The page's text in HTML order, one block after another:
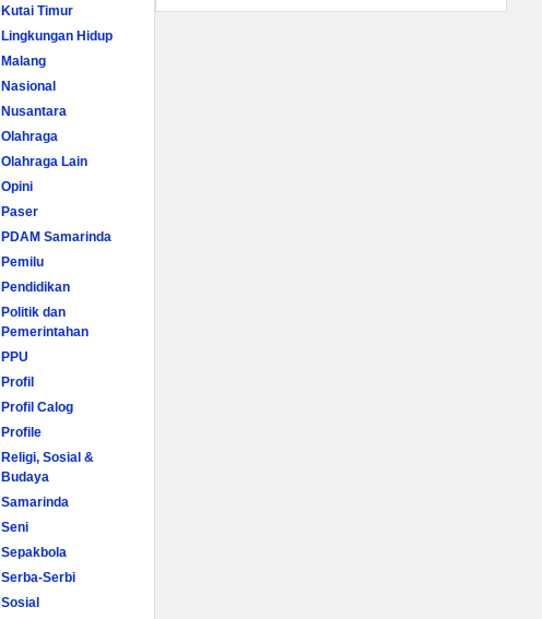
Kutai Timur
Lingkungan Hidup
Malang
Nasional
Nusantara
Olahraga
Olahraga Lain
Opini
Paser
PDAM Samarinda
Pemilu
Pendidikan
Politik dan
Pemerintahan
PPU
Profil
Profil Calog
Profile
Religi, Sosial &
Budaya
Samarinda
Seni
Sepakbola
Serba-Serbi
Sosial